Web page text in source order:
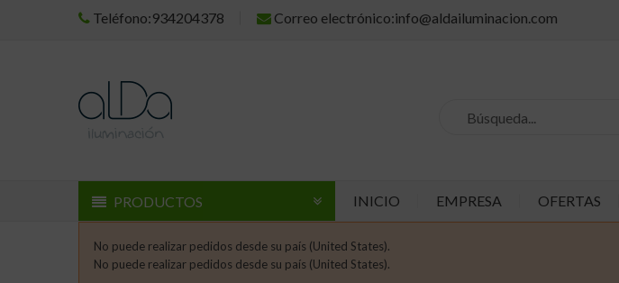
Teléfono:934204378 Correo electrónico:info@aldailuminacion.com
PRODUCTOS INICIO EMPRESA OFERTAS
No puede realizar pedidos desde su país (United States).
No puede realizar pedidos desde su país (United States).